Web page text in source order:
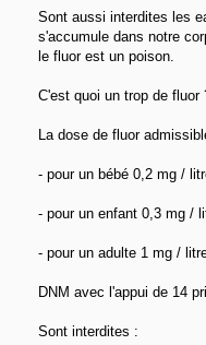
Sont aussi interdites les
s'accumule dans notre
le fluor est un poison.
C'est quoi un trop de fluor
La dose de fluor
- pour un bébé 0,2 mg /
- pour un enfant 0,3 mg /
- pour un adulte 1 mg /
DNM avec l'appui de 14
Sont interdites :